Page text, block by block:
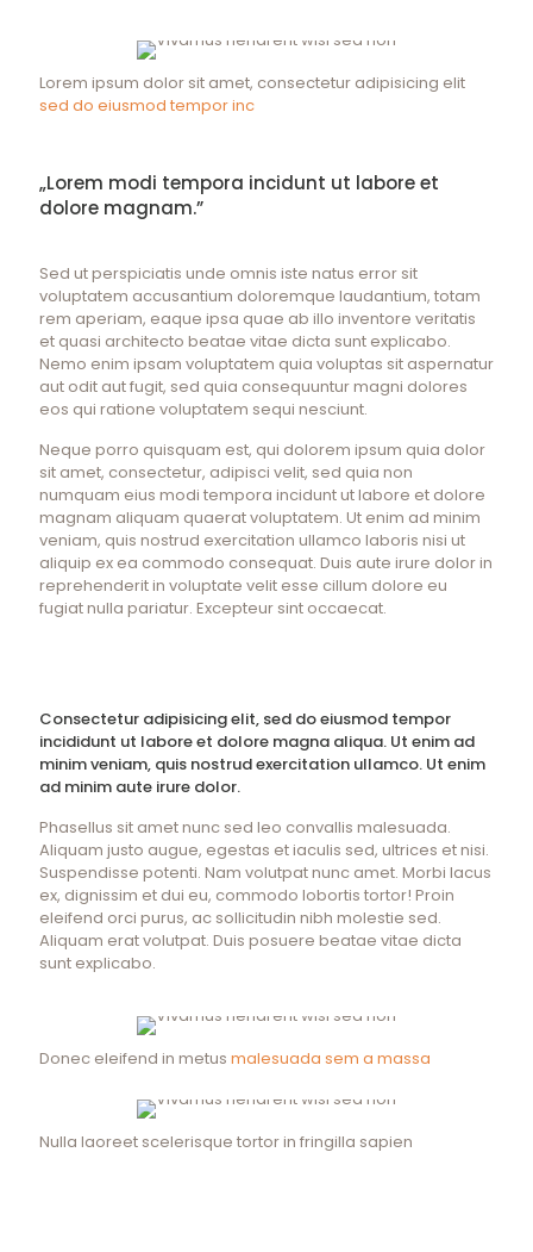
Lorem ipsum dolor sit amet, consectetur adipisicing elit
sed do eiusmod tempor inc
„Lorem modi tempora incidunt ut labore et
dolore magnam.”
Sed ut perspiciatis unde omnis iste natus error sit
voluptatem accusantium doloremque laudantium, totam
rem aperiam, eaque ipsa quae ab illo inventore veritatis
et quasi architecto beatae vitae dicta sunt explicabo.
Nemo enim ipsam voluptatem quia voluptas sit aspernatur
aut odit aut fugit, sed quia consequuntur magni dolores
eos qui ratione voluptatem sequi nesciunt.
Neque porro quisquam est, qui dolorem ipsum quia dolor
sit amet, consectetur, adipisci velit, sed quia non
numquam eius modi tempora incidunt ut labore et dolore
magnam aliquam quaerat voluptatem. Ut enim ad minim
veniam, quis nostrud exercitation ullamco laboris nisi ut
aliquip ex ea commodo consequat. Duis aute irure dolor in
reprehenderit in voluptate velit esse cillum dolore eu
fugiat nulla pariatur. Excepteur sint occaecat.
Consectetur adipisicing elit, sed do eiusmod tempor
incididunt ut labore et dolore magna aliqua. Ut enim ad
minim veniam, quis nostrud exercitation ullamco. Ut enim
ad minim aute irure dolor.
Phasellus sit amet nunc sed leo convallis malesuada.
Aliquam justo augue, egestas et iaculis sed, ultrices et nisi.
Suspendisse potenti. Nam volutpat nunc amet. Morbi lacus
ex, dignissim et dui eu, commodo lobortis tortor! Proin
eleifend orci purus, ac sollicitudin nibh molestie sed.
Aliquam erat volutpat. Duis posuere beatae vitae dicta
sunt explicabo.
Donec eleifend in metus malesuada sem a massa
Nulla laoreet scelerisque tortor in fringilla sapien